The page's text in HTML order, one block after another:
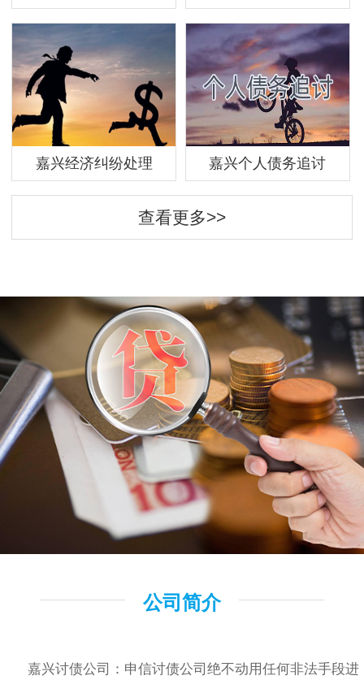
嘉兴经济纠纷处理 嘉兴个人债务追讨
查看更多>>
公司简介
嘉兴讨债公司：申信讨债公司绝不动用任何非法手段进